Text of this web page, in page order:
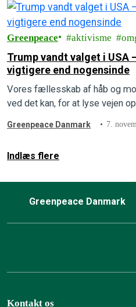
Greenpeace aktivisme
Trump vandt valget i USA
vigtigere end nogensinde
Vores fællesskab af håb og
ved det kan, for at lyse vejen
Greenpeace Danmark 7.
Indlæs flere
Greenpeace Danmark
Kontakt os